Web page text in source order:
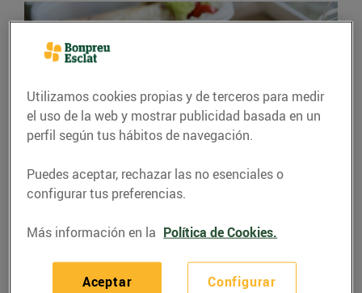
CONSEJOS Y HÁBITOS SALUDABLES
Et toca dinar fora de
casa?
Utilizamos cookies propias y de terceros para medir
el uso de la web y mostrar publicidad basada en un
perfil según tus hábitos de navegación.
Puedes aceptar, rechazar las no esenciales o
configurar tus preferencias.
Más información en la Política de Cookies.
Configurar
Aceptar